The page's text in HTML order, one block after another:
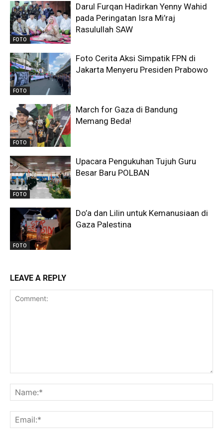
FOTO
Darul Furqan Hadirkan Yenny Wahid
pada Peringatan Isra Mi’raj
Rasulullah SAW
FOTO
Foto Cerita Aksi Simpatik FPN di
Jakarta Menyeru Presiden Prabowo
FOTO
March for Gaza di Bandung
Memang Beda!
FOTO
Upacara Pengukuhan Tujuh Guru
Besar Baru POLBAN
FOTO
Do’a dan Lilin untuk Kemanusiaan di
Gaza Palestina
LEAVE A REPLY